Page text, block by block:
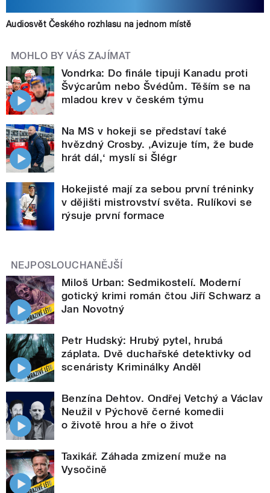
Audiosvět Českého rozhlasu na jednom místě
MOHLO BY VÁS ZAJÍMAT
Vondrka: Do finále tipuji Kanadu proti
Švýcarům nebo Švédům. Těším se na
mladou krev v českém týmu
Na MS v hokeji se představí také
hvězdný Crosby. ‚Avizuje tím, že bude
hrát dál,‘ myslí si Šlégr
Hokejisté mají za sebou první tréninky
v dějišti mistrovství světa. Rulíkovi se
rýsuje první formace
NEJPOSLOUCHANĚJŠÍ
Miloš Urban: Sedmikostelí. Moderní
gotický krimi román čtou Jiří Schwarz a
Jan Novotný
Petr Hudský: Hrubý pytel, hrubá
záplata. Dvě duchařské detektivky od
scenáristy Kriminálky Anděl
Benzína Dehtov. Ondřej Vetchý a Václav
Neužil v Pýchově černé komedii
o životě hrou a hře o život
Taxikář. Záhada zmizení muže na
Vysočině